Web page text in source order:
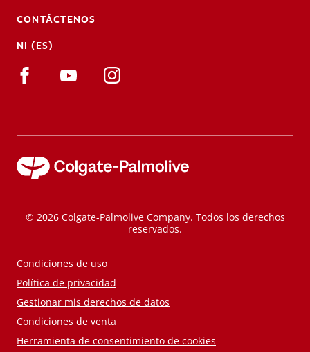
CONTÁCTENOS
NI (ES)
© 2026 Colgate-Palmolive Company. Todos los derechos
reservados.
Condiciones de uso
Política de privacidad
Gestionar mis derechos de datos
Condiciones de venta
Herramienta de consentimiento de cookies